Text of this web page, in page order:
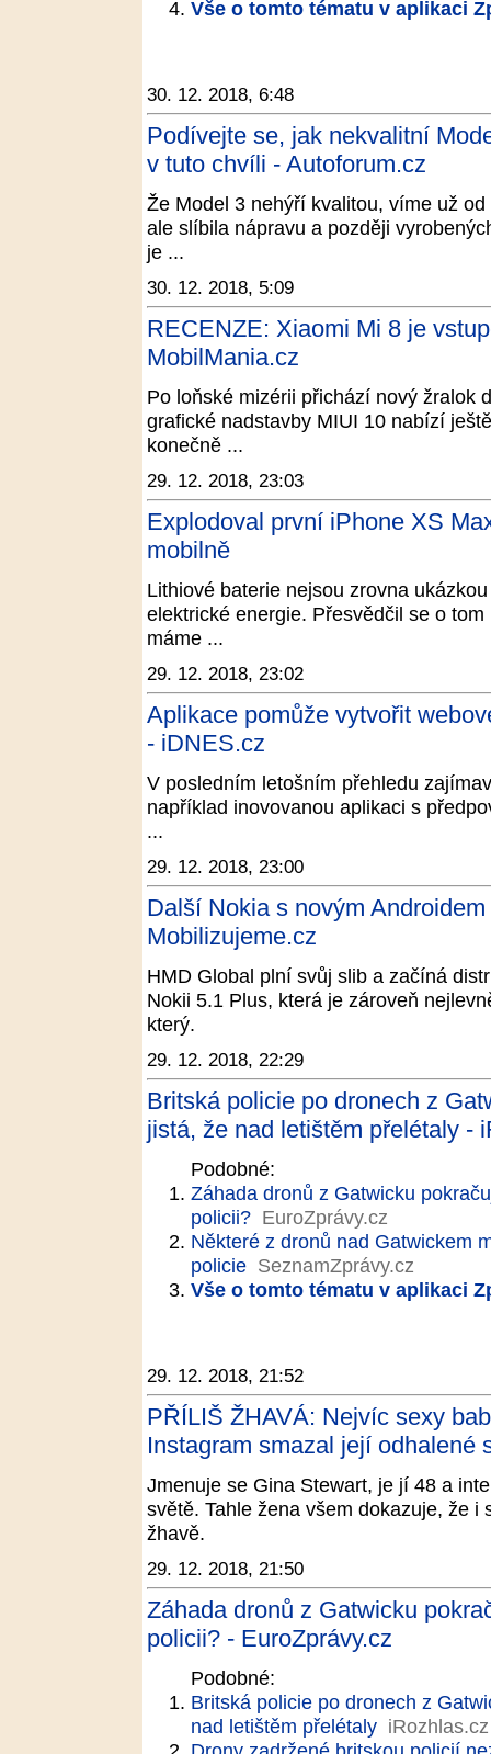
Vše o tomto tématu v aplikaci
30. 12. 2018, 6:48
Podívejte se, jak nekvalitní
v tuto chvíli - Autoforum.cz
Že Model 3 nehýří kvalitou, víme už
ale slíbila nápravu a později
je ...
30. 12. 2018, 5:09
RECENZE: Xiaomi Mi 8 je
MobilMania.cz
Po loňské mizérii přichází nový žralok
grafické nadstavby MIUI 10 nabízí
konečně ...
29. 12. 2018, 23:03
Explodoval první iPhone XS
mobilně
Lithiové baterie nejsou zrovna
elektrické energie. Přesvědčil se o
máme ...
29. 12. 2018, 23:02
Aplikace pomůže vytvořit
- iDNES.cz
V posledním letošním přehledu
například inovovanou aplikaci s
...
29. 12. 2018, 23:00
Další Nokia s novým
Mobilizujeme.cz
HMD Global plní svůj slib a začíná
Nokii 5.1 Plus, která je zároveň
který.
29. 12. 2018, 22:29
Britská policie po dronech z
jistá, že nad letištěm přelétaly -
Podobné:
Záhada dronů z Gatwicku
policii? EuroZprávy.cz
Některé z dronů nad Gatwickem
policie SeznamZprávy.cz
Vše o tomto tématu v aplikaci
29. 12. 2018, 21:52
PŘÍLIŠ ŽHAVÁ: Nejvíc sexy
Instagram smazal její odhalené
Jmenuje se Gina Stewart, je jí 48 a
světě. Tahle žena všem dokazuje, že
žhavě.
29. 12. 2018, 21:50
Záhada dronů z Gatwicku
policii? - EuroZprávy.cz
Podobné:
Britská policie po dronech z
nad letištěm přelétaly iRozhlas.cz